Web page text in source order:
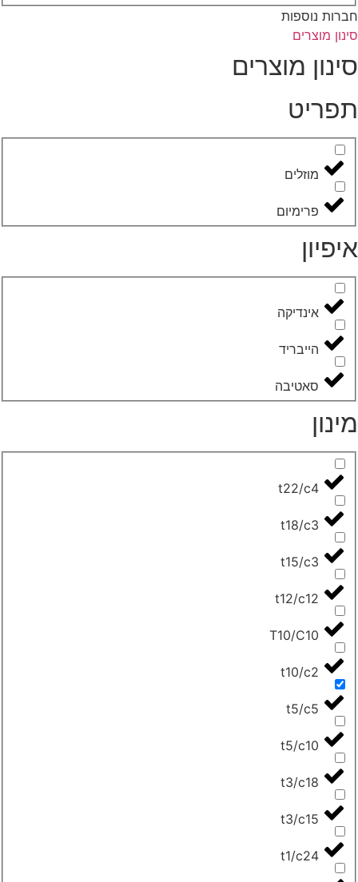
נוספות
מוצרים
מוצרים
מוזלים
פרימיום
אינדיקה
הייבריד
סאטיבה
t22/c4
t18/c3
t15/c3
t12/c12
T10/C10
t10/c2
t5/c5
t5/c10
t3/c18
t3/c15
t1/c24